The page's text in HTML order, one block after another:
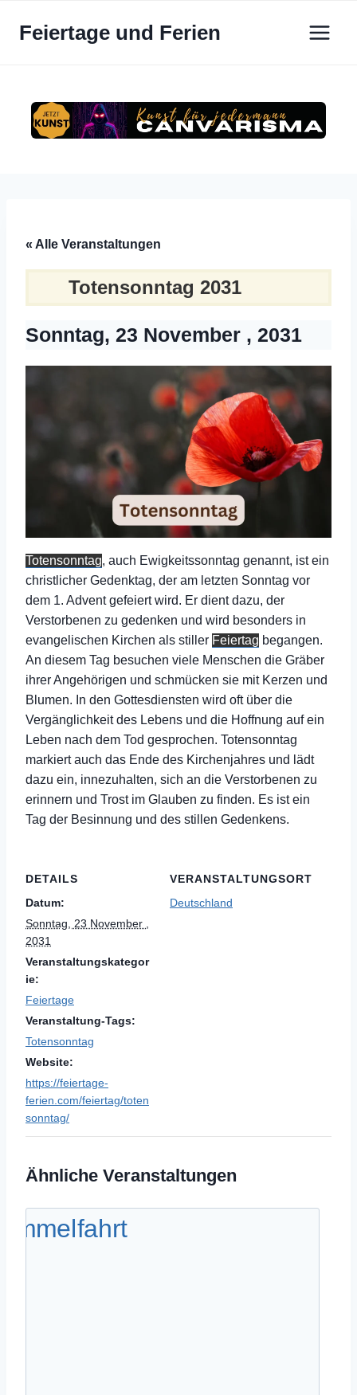
InhaltFeiertage und Ferien
« Alle Veranstaltungen
Totensonntag 2031
Sonntag, 23 November , 2031
Totensonntag, auch Ewigkeitssonntag genannt, ist ein
christlicher Gedenktag, der am letzten Sonntag vor
dem 1. Advent gefeiert wird. Er dient dazu, der
Verstorbenen zu gedenken und wird besonders in
evangelischen Kirchen als stiller Feiertag begangen.
An diesem Tag besuchen viele Menschen die Gräber
ihrer Angehörigen und schmücken sie mit Kerzen und
Blumen. In den Gottesdiensten wird oft über die
Vergänglichkeit des Lebens und die Hoffnung auf ein
Leben nach dem Tod gesprochen. Totensonntag
markiert auch das Ende des Kirchenjahres und lädt
dazu ein, innezuhalten, sich an die Verstorbenen zu
erinnern und Trost im Glauben zu finden. Es ist ein
Tag der Besinnung und des stillen Gedenkens.
DETAILS
Datum:
Sonntag, 23 November ,
2031
Veranstaltungskategor
ie:
Feiertage
Veranstaltung-Tags:
Totensonntag
Website:
https://feiertage-
ferien.com/feiertag/toten
sonntag/
VERANSTALTUNGSORT
Deutschland
Ähnliche Veranstaltungen